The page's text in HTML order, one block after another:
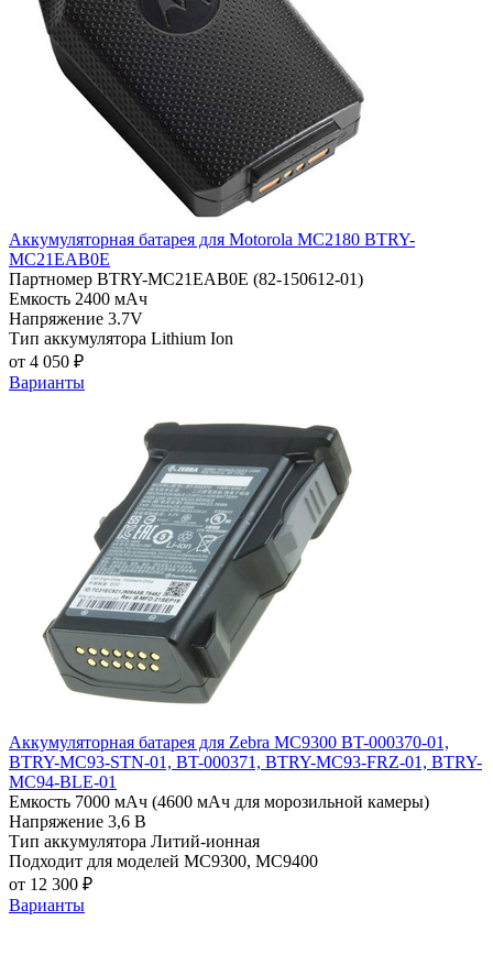
Аккумуляторная батарея для Motorola MC2180 BTRY-
MC21EAB0E
Партномер BTRY-MC21EAB0E (82-150612-01)
Емкость 2400 мАч
Напряжение 3.7V
Тип аккумулятора Lithium Ion
от 4 050 ₽
Варианты
Аккумуляторная батарея для Zebra MC9300 BT-000370-01,
BTRY-MC93-STN-01, BT-000371, BTRY-MC93-FRZ-01, BTRY-
MC94-BLE-01
Емкость 7000 мАч (4600 мАч для морозильной камеры)
Напряжение 3,6 В
Тип аккумулятора Литий-ионная
Подходит для моделей MC9300, MC9400
от 12 300 ₽
Варианты